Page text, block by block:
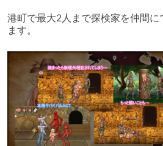
港町で最大2人まで探検家を仲間
ます。